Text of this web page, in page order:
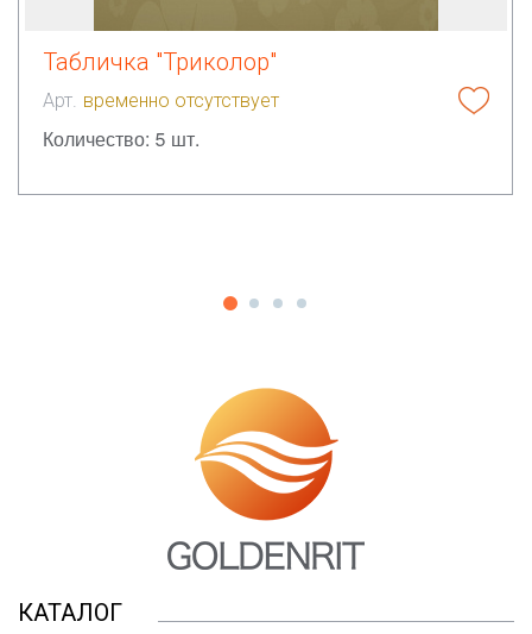
Табличка "Триколор"
Арт. временно отсутствует
Количество: 5 шт.
КАТАЛОГ